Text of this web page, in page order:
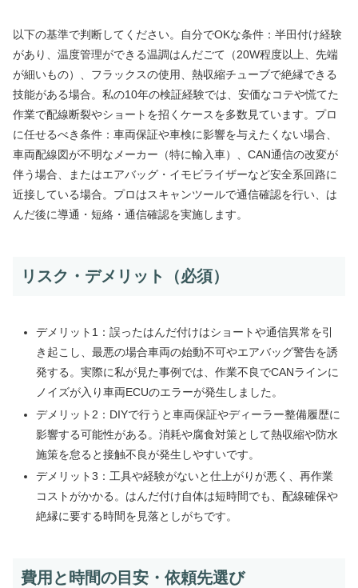
以下の基準で判断してください。自分でOKな条件：半田付け経験
があり、温度管理ができる温調はんだごて（20W程度以上、先端
が細いもの）、フラックスの使用、熱収縮チューブで絶縁できる
技能がある場合。私の10年の検証経験では、安価なコテや慌てた
作業で配線断裂やショートを招くケースを多数見ています。プロ
に任せるべき条件：車両保証や車検に影響を与えたくない場合、
車両配線図が不明なメーカー（特に輸入車）、CAN通信の改変が
伴う場合、またはエアバッグ・イモビライザーなど安全系回路に
近接している場合。プロはスキャンツールで通信確認を行い、は
んだ後に導通・短絡・通信確認を実施します。
リスク・デメリット（必須）
デメリット1：誤ったはんだ付けはショートや通信異常を引
き起こし、最悪の場合車両の始動不可やエアバッグ警告を誘
発する。実際に私が見た事例では、作業不良でCANラインに
ノイズが入り車両ECUのエラーが発生しました。
デメリット2：DIYで行うと車両保証やディーラー整備履歴に
影響する可能性がある。消耗や腐食対策として熱収縮や防水
施策を怠ると接触不良が発生しやすいです。
デメリット3：工具や経験がないと仕上がりが悪く、再作業
コストがかかる。はんだ付け自体は短時間でも、配線確保や
絶縁に要する時間を見落としがちです。
費用と時間の目安・依頼先選び